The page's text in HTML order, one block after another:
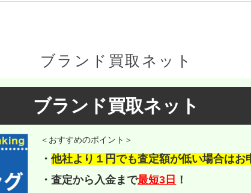
ブランド買取ネット
ブランド買取ネット
＜おすすめのポイント＞
・他社より１円でも査定額が低い場合はお
・査定から入金まで最短3日 ！